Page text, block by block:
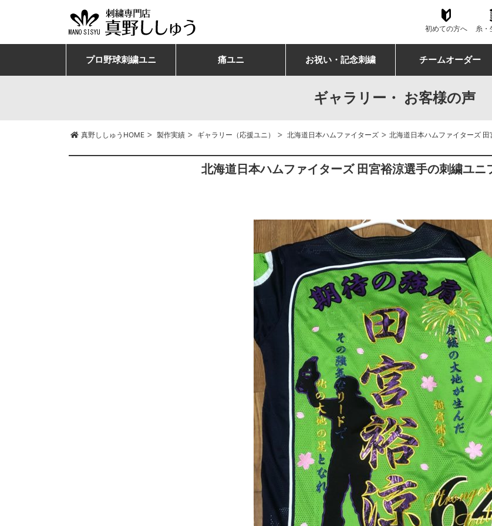
初めての方へ 糸・
プロ野球刺繍ユニ 痛ユニ お祝い・記念刺繍 チームオーダー
ギャラリー・ お客様の声
真野ししゅうHOME> 製作実績> ギャラリー（応援ユニ） > 北海道日本ハムファイターズ> 北海道日本ハムファイターズ
北海道日本ハムファイターズ 田宮裕涼選手の刺繍ユニ